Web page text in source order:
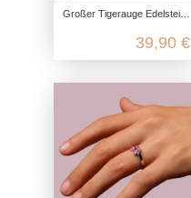
Großer Tigerauge Edelstein Ring aus 925 Sterling Silber (10 mm Cabochon)
39,90 €